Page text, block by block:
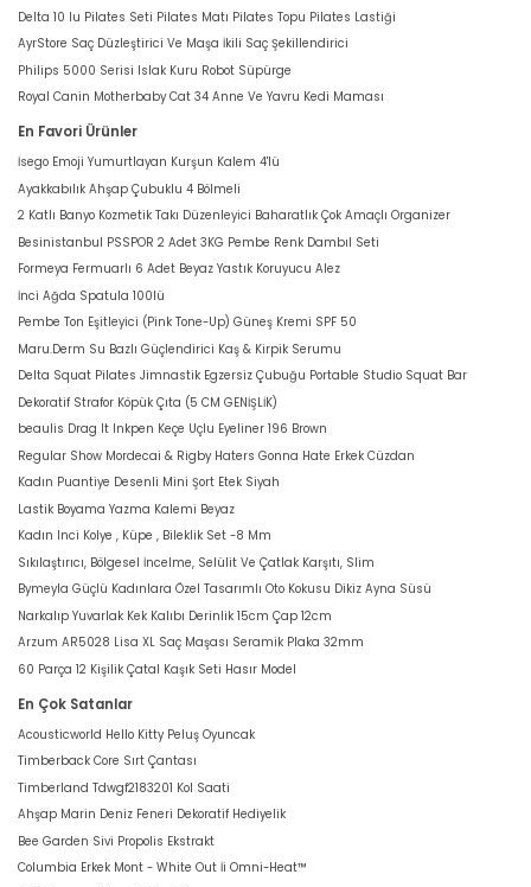
Delta 10 lu Pilates Seti Pilates Matı Pilates Topu Pilates Lastiği
AyrStore Saç Düzleştirici Ve Maşa İkili Saç Şekillendirici
Philips 5000 Serisi Islak Kuru Robot Süpürge
Royal Canin Motherbaby Cat 34 Anne Ve Yavru Kedi Maması
En Favori Ürünler
İsego Emoji Yumurtlayan Kurşun Kalem 4'lü
Ayakkabılık Ahşap Çubuklu 4 Bölmeli
2 Katlı Banyo Kozmetik Takı Düzenleyici Baharatlık Çok Amaçlı Organizer
Besinistanbul PSSPOR 2 Adet 3KG Pembe Renk Dambıl Seti
Formeya Fermuarlı 6 Adet Beyaz Yastık Koruyucu Alez
İnci Ağda Spatula 100lü
Pembe Ton Eşitleyici (Pink Tone-Up) Güneş Kremi SPF 50
Maru.Derm Su Bazlı Güçlendirici Kaş & Kirpik Serumu
Delta Squat Pilates Jimnastik Egzersiz Çubuğu Portable Studio Squat Bar
Dekoratif Strafor Köpük Çıta (5 CM GENİŞLİK)
beaulis Drag It Inkpen Keçe Uçlu Eyeliner 196 Brown
Regular Show Mordecai & Rigby Haters Gonna Hate Erkek Cüzdan
Kadın Puantiye Desenli Mini Şort Etek Siyah
Lastik Boyama Yazma Kalemi Beyaz
Kadın Inci Kolye , Küpe , Bileklik Set -8 Mm
Sıkılaştırıcı, Bölgesel İncelme, Selülit Ve Çatlak Karşıtı, Slim
Bymeyla Güçlü Kadınlara Özel Tasarımlı Oto Kokusu Dikiz Ayna Süsü
Narkalıp Yuvarlak Kek Kalıbı Derinlik 15cm Çap 12cm
Arzum AR5028 Lisa XL Saç Maşası Seramik Plaka 32mm
60 Parça 12 Kişilik Çatal Kaşık Seti Hasır Model
En Çok Satanlar
Acousticworld Hello Kitty Peluş Oyuncak
Timberback Core Sırt Çantası
Timberland Tdwgf2183201 Kol Saati
Ahşap Marin Deniz Feneri Dekoratif Hediyelik
Bee Garden Sivi Propolis Ekstrakt
Columbia Erkek Mont - White Out İi Omni-Heat™